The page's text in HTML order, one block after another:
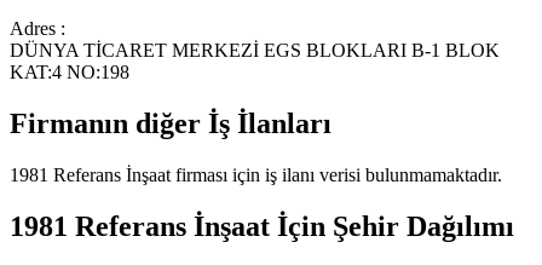
Adres :
DÜNYA TİCARET MERKEZİ EGS BLOKLARI B-1 BLOK
KAT:4 NO:198
Firmanın diğer İş İlanları
1981 Referans İnşaat firması için iş ilanı verisi bulunmamaktadır.
1981 Referans İnşaat İçin Şehir Dağılımı